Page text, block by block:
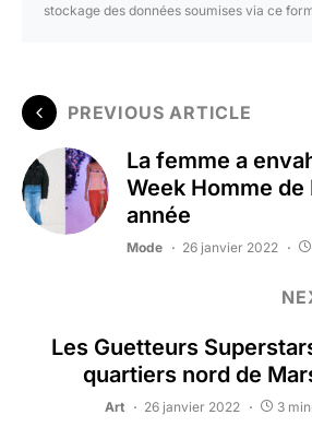
stockage des données soumises via ce
PREVIOUS ARTICLE
La femme a
Week Homme
année
Mode 26 janvier 2022
Les Guetteurs
quartiers nord de
Art 26 janvier 2022 3